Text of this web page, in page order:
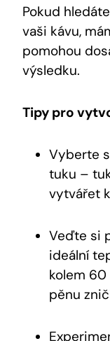
Pokud
vaši kávu,
pomohou
výsledku.
Tipy pro
Vyberte
tuku –
vytvářet
Veďte si
ideální
kolem 60
pěnu